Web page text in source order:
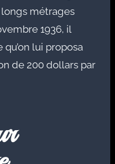
longs métrages
1936, il
lui proposa
de 200 dollars par